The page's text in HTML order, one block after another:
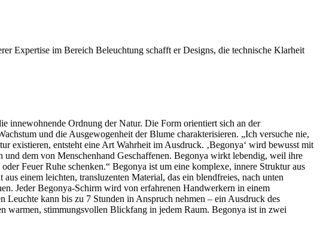
Expertise im Bereich Beleuchtung schafft er Designs, die technische Klarheit
innewohnende Ordnung der Natur. Die Form orientiert sich an der
und die Ausgewogenheit der Blume charakterisieren. „Ich versuche nie,
existieren, entsteht eine Art Wahrheit im Ausdruck. ‚Begonya‘ wird bewusst mit
dem von Menschenhand Geschaffenen. Begonya wirkt lebendig, weil ihre
Feuer Ruhe schenken.“ Begonya ist um eine komplexe, innere Struktur aus
einem leichten, transluzenten Material, das ein blendfreies, nach unten
Jeder Begonya‑Schirm wird von erfahrenen Handwerkern in einem
Leuchte kann bis zu 7 Stunden in Anspruch nehmen – ein Ausdruck des
warmen, stimmungsvollen Blickfang in jedem Raum. Begonya ist in zwei